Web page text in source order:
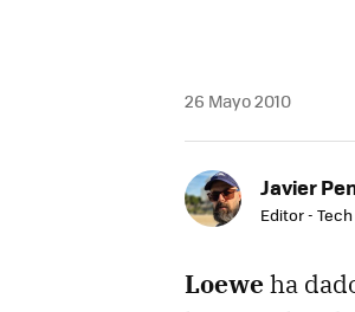
26 Mayo 2010
Javier
Editor - Tech
Loewe ha